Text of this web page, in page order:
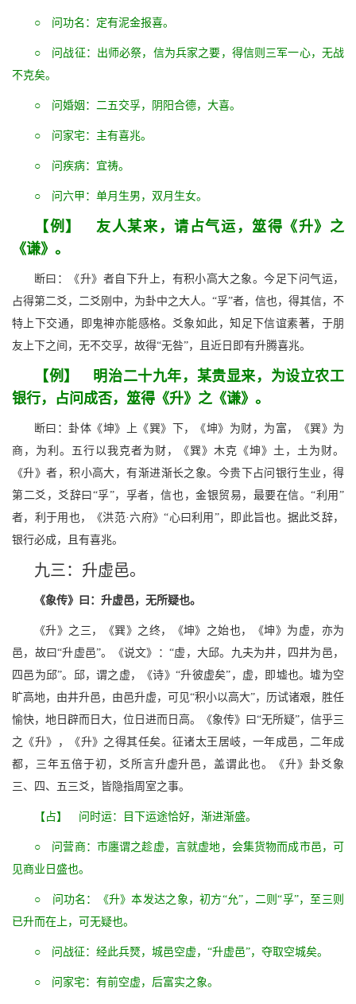
○ 问功名：定有泥金报喜。
○ 问战征：出师必祭，信为兵家之要，得信则三军一心，无战
不克矣。
○ 问婚姻：二五交孚，阴阳合德，大喜。
○ 问家宅：主有喜兆。
○ 问疾病：宜祷。
○ 问六甲：单月生男，双月生女。
【例】 友人某来，请占气运，筮得《升》之
《谦》。
断曰：《升》者自下升上，有积小高大之象。今足下问气运，
占得第二爻，二爻刚中，为卦中之大人。“孚”者，信也，得其信，不
特上下交通，即鬼神亦能感格。爻象如此，知足下信谊素著，于朋
友上下之间，无不交孚，故得“无咎”，且近日即有升腾喜兆。
【例】 明治二十九年，某贵显来，为设立农工
银行，占问成否，筮得《升》之《谦》。
断曰：卦体《坤》上《巽》下，《坤》为财，为富，《巽》为
商，为利。五行以我克者为财，《巽》木克《坤》土，土为财。
《升》者，积小高大，有渐进渐长之象。今贵下占问银行生业，得
第二爻，爻辞曰“孚”，孚者，信也，金银贸易，最要在信。“利用”
者，利于用也，《洪范·六府》“心曰利用”，即此旨也。据此爻辞，
银行必成，且有喜兆。
九三：升虚邑。
《象传》曰：升虚邑，无所疑也。
《升》之三，《巽》之终，《坤》之始也，《坤》为虚，亦为
邑，故曰“升虚邑”。《说文》：“虚，大邱。九夫为井，四井为邑，
四邑为邱”。邱，谓之虚，《诗》“升彼虚矣”，虚，即墟也。墟为空
旷高地，由井升邑，由邑升虚，可见“积小以高大”，历试诸艰，胜任
愉快，地日辟而日大，位日进而日高。《象传》曰“无所疑”，信乎三
之《升》，《升》之得其任矣。征诸太王居岐，一年成邑，二年成
都，三年五倍于初，爻所言升虚升邑，盖谓此也。《升》卦爻象
三、四、五三爻，皆隐指周室之事。
【占】 问时运：目下运途恰好，渐进渐盛。
○ 问营商：市廛谓之趁虚，言就虚地，会集货物而成市邑，可
见商业日盛也。
○ 问功名：《升》本发达之象，初方“允”，二则“孚”，至三则
已升而在上，可无疑也。
○ 问战征：经此兵燹，城邑空虚，“升虚邑”，夺取空城矣。
○ 问家宅：有前空虚，后富实之象。